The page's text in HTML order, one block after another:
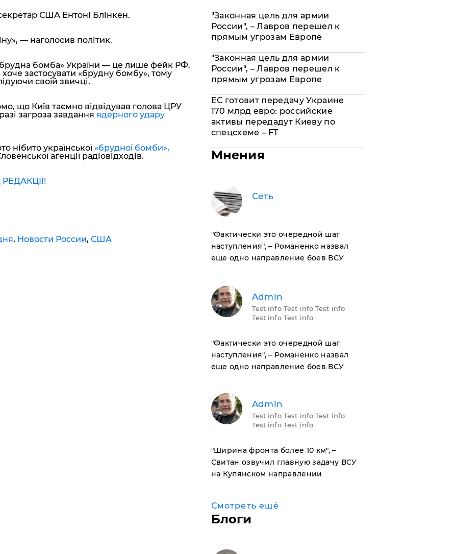
США Ентоні Блінкен.
, — наголосив політик.
бомба» України — це лише фейк РФ.
застосувати «брудну бомбу», тому
своїй звичці.
що Київ таємно відвідував голова ЦРУ
загроза завдання ядерного удару
нібито української «брудної бомби»,
агенції радіовідходів.
, Новости России, США
"Законная цель для армии
России", – Лавров перешел к
прямым угрозам Европе
"Законная цель для армии
России", – Лавров перешел к
прямым угрозам Европе
ЕС готовит передачу Украине
170 млрд евро: российские
активы передадут Киеву по
спецсхеме – FT
Мнения
Сеть
​"Фактически это очередной шаг
наступления", – Романенко назвал
еще одно направление боев ВСУ
Admin
Test info Test info Test info
Test info Test info
​"Фактически это очередной шаг
наступления", – Романенко назвал
еще одно направление боев ВСУ
Admin
Test info Test info Test info
Test info Test info
​"Ширина фронта более 10 км", –
Свитан озвучил главную задачу ВСУ
на Купянском направлении
Смотреть ещё
Блоги